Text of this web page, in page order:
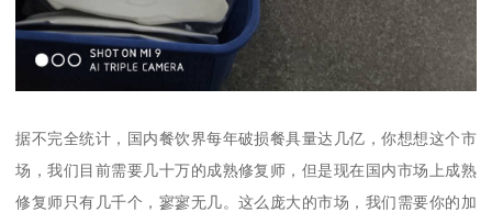
据不完全统计，国内餐饮界每年破损餐具量达几亿，你想想这个市
场，我们目前需要几十万的成熟修复师，但是现在国内市场上成熟
修复师只有几千个，寥寥无几。这么庞大的市场，我们需要你的加